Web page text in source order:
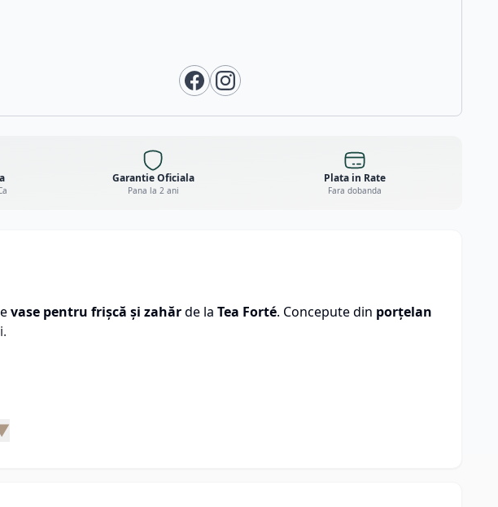
Garantie Oficiala
Pana la 2 ani
Plata in Rate
Fara dobanda
vase pentru frișcă și zahărde la Tea Forté. Concepute din porțelan